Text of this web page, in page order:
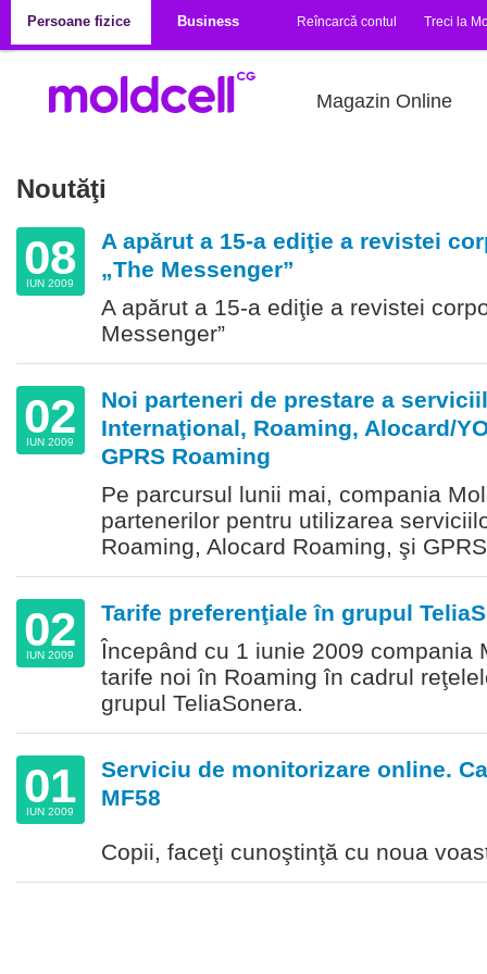
Persoane fizice
Business Reîncarcă contul Treci la
Magazin Online
Noutăţi
08
IUN 2009
A apărut a 15-a ediţie a revistei
„The Messenger”
A apărut a 15-a ediţie a revistei
Messenger”
02
IUN 2009
Noi parteneri de prestare a
Internaţional, Roaming, Alocard/
GPRS Roaming
Pe parcursul lunii mai, compania
partenerilor pentru utilizarea
Roaming, Alocard Roaming, şi
02
IUN 2009
Tarife preferenţiale în grupul
Începând cu 1 iunie 2009 compania
tarife noi în Roaming în cadrul
grupul TeliaSonera.
01
IUN 2009
Serviciu de monitorizare online.
MF58
Copii, faceţi cunoştinţă cu noua
Pagini